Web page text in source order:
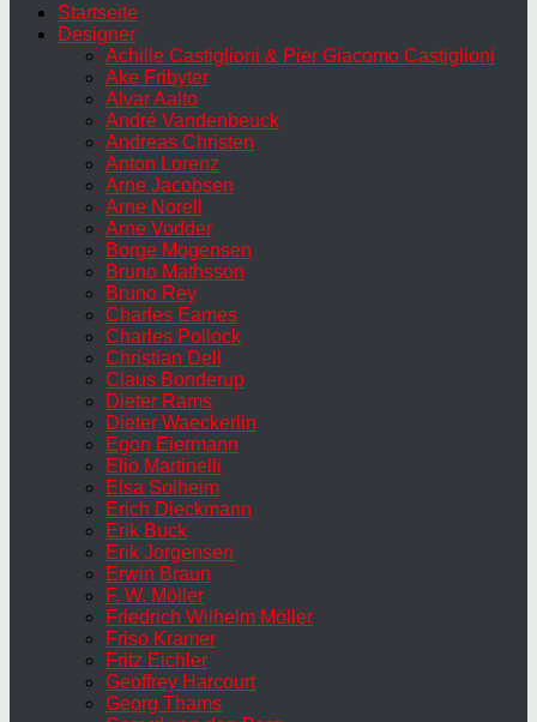
Startseite
Designer
Achille Castiglioni & Pier Giacomo Castiglioni
Ake Fribyter
Alvar Aalto
André Vandenbeuck
Andreas Christen
Anton Lorenz
Arne Jacobsen
Arne Norell
Arne Vodder
Borge Mogensen
Bruno Mathsson
Bruno Rey
Charles Eames
Charles Pollock
Christian Dell
Claus Bonderup
Dieter Rams
Dieter Waeckerlin
Egon Eiermann
Elio Martinelli
Elsa Solheim
Erich Dieckmann
Erik Buck
Erik Jorgensen
Erwin Braun
F. W. Möller
Friedrich Wilhelm Möller
Friso Kramer
Fritz Eichler
Geoffrey Harcourt
Georg Thams